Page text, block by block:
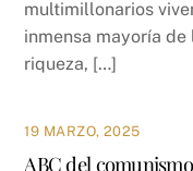
multimillonarios
inmensa mayoría
riqueza, […]
19 MARZO, 2025
ABC del